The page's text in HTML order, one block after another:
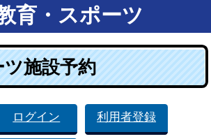
育・スポーツ
施設予約
ログイン 利用者登録